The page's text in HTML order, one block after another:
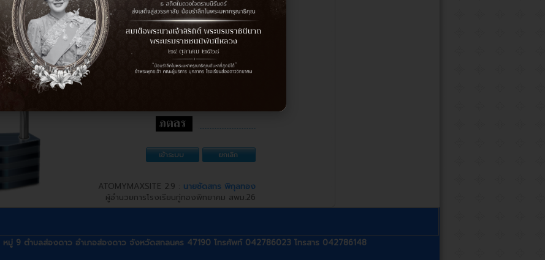
Administrator ! login
ATOMYMAXSITE 2.9 : นายชัดสกร พิกุลทอง
ผู้อำนวยการโรงเรียนกู่ทองพิทยาคม สพม.26
หมู่ 9 ตำบลส่องดาว อำเภอส่องดาว จังหวัดสกลนคร 47190 โทรศัพท์ 042786023 โทรสาร 042786148